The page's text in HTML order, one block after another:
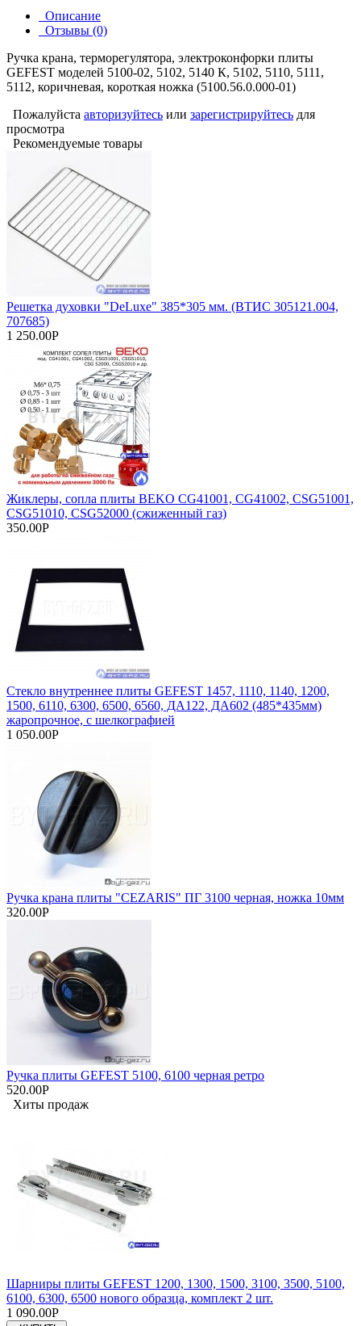
Описание
Отзывы (0)
Ручка крана, терморегулятора, электроконфорки плиты
GEFEST моделей 5100-02, 5102, 5140 К, 5102, 5110, 5111,
5112, коричневая, короткая ножка (5100.56.0.000-01)
Пожалуйста авторизуйтесь или зарегистрируйтесь для
просмотра
Рекомендуемые товары
Решетка духовки "DeLuxe" 385*305 мм. (ВТИС 305121.004,
707685)
1 250.00Р
Жиклеры, сопла плиты BEKO CG41001, CG41002, CSG51001,
CSG51010, CSG52000 (сжиженный газ)
350.00Р
Стекло внутреннее плиты GEFEST 1457, 1110, 1140, 1200,
1500, 6110, 6300, 6500, 6560, ДА122, ДА602 (485*435мм)
жаропрочное, с шелкографией
1 050.00Р
Ручка крана плиты "CEZARIS" ПГ 3100 черная, ножка 10мм
320.00Р
Ручка плиты GEFEST 5100, 6100 черная ретро
520.00Р
Хиты продаж
Шарниры плиты GEFEST 1200, 1300, 1500, 3100, 3500, 5100,
6100, 6300, 6500 нового образца, комплект 2 шт.
1 090.00Р